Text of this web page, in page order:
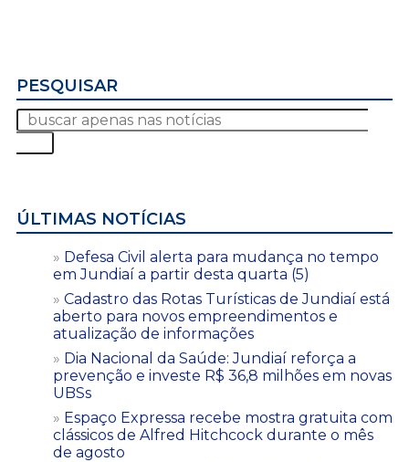
PESQUISAR
ÚLTIMAS NOTÍCIAS
Defesa Civil alerta para mudança no tempo
em Jundiaí a partir desta quarta (5)
Cadastro das Rotas Turísticas de Jundiaí está
aberto para novos empreendimentos e
atualização de informações
Dia Nacional da Saúde: Jundiaí reforça a
prevenção e investe R$ 36,8 milhões em novas
UBSs
Espaço Expressa recebe mostra gratuita com
clássicos de Alfred Hitchcock durante o mês
de agosto